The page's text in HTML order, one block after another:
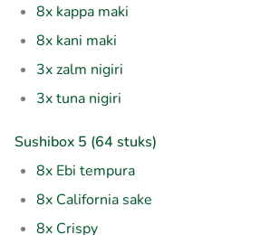
8x kappa maki
8x kani maki
3x zalm nigiri
3x tuna nigiri
Sushibox 5 (64 stuks)
8x Ebi tempura
8x California sake
8x Crispy